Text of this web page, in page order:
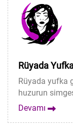
Rüyada
Rüyada yufka
huzurun
Devamı